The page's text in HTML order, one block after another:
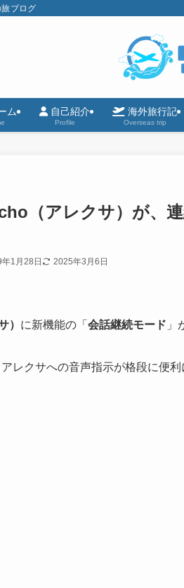
ブログ
ム 自己紹介
Profile
海外旅行記
Overseas trip
（アレクサ）が、
1月28日 2025年3月6日
） に新機能の「 会話継続モード 」
レクサへの音声指示が格段に便利